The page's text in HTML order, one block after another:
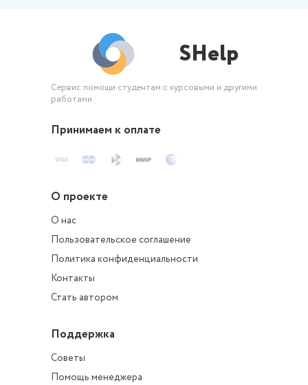
SHelp
Сервис помощи студентам с курсовыми и другими
работами
Принимаем к оплате
О проекте
О нас
Пользовательское соглашение
Политика конфиденциальности
Контакты
Стать автором
Поддержка
Советы
Помощь менеджера